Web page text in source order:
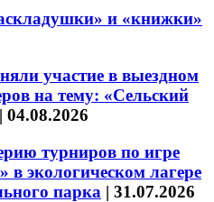
и «книжки»
участие в выездном
на тему: «Сельский
| 04.08.2026
турниров по игре
в экологическом лагере
парка | 31.07.2026